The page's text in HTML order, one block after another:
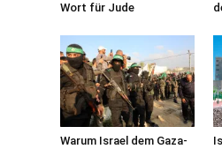
Wort für Jude
Warum Israel dem Gaza-